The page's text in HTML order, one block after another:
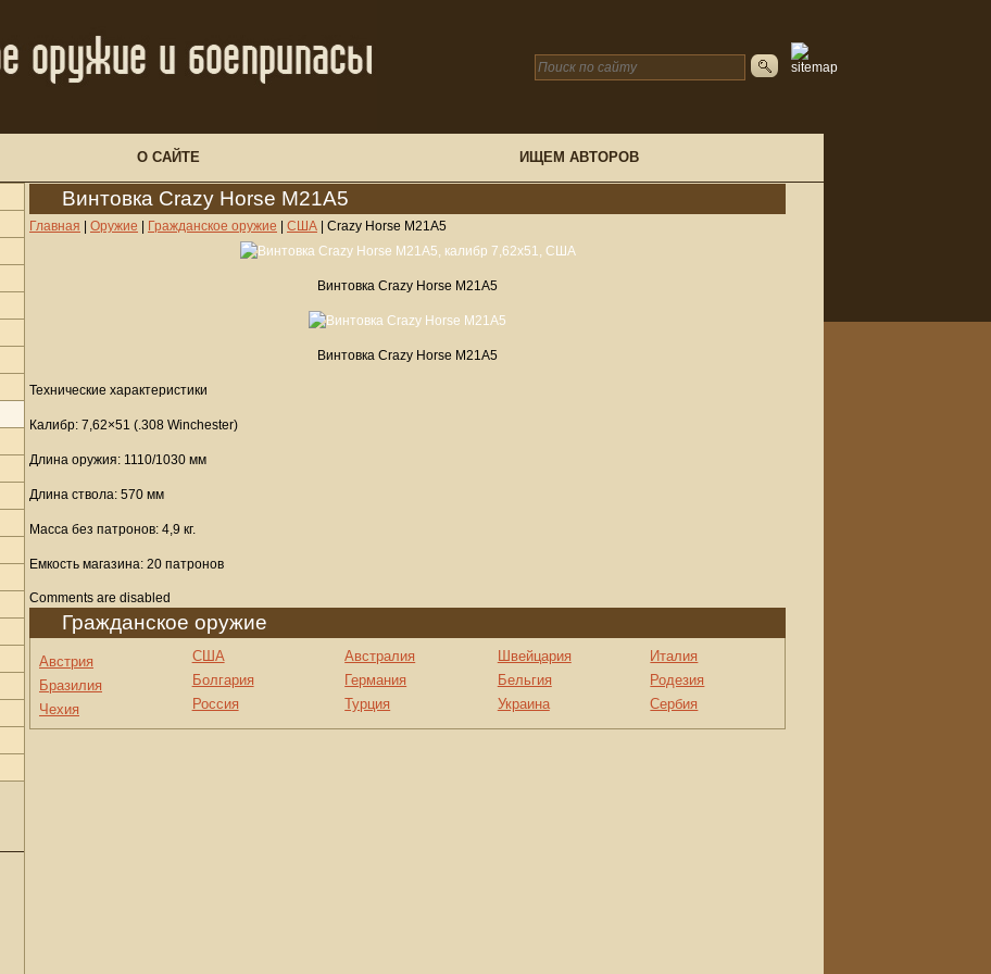
О САЙТЕ ИЩЕМ АВТОРОВ
Винтовка Crazy Horse M21A5
Главная Оружие Гражданское оружие США Crazy Horse M21A5
Винтовка Crazy Horse M21A5
Винтовка Crazy Horse M21A5
Технические характеристики
Калибр: 7,62×51 (.308 Winchester)
Длина оружия: 1110/1030 мм
Длина ствола: 570 мм
Масса без патронов: 4,9 кг.
Емкость магазина: 20 патронов
Comments are disabled
Гражданское оружие
Австрия
Бразилия
Чехия
США
Болгария
Россия
Австралия
Германия
Турция
Швейцария
Бельгия
Украина
Италия
Родезия
Сербия